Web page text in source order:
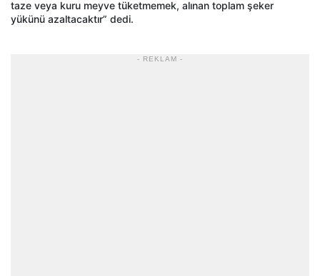
taze veya kuru meyve tüketmemek, alınan toplam şeker
yükünü azaltacaktır” dedi.
- REKLAM -